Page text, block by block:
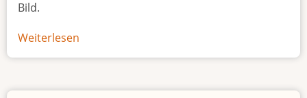
Bild.
Weiterlesen
Afrikas
Größe